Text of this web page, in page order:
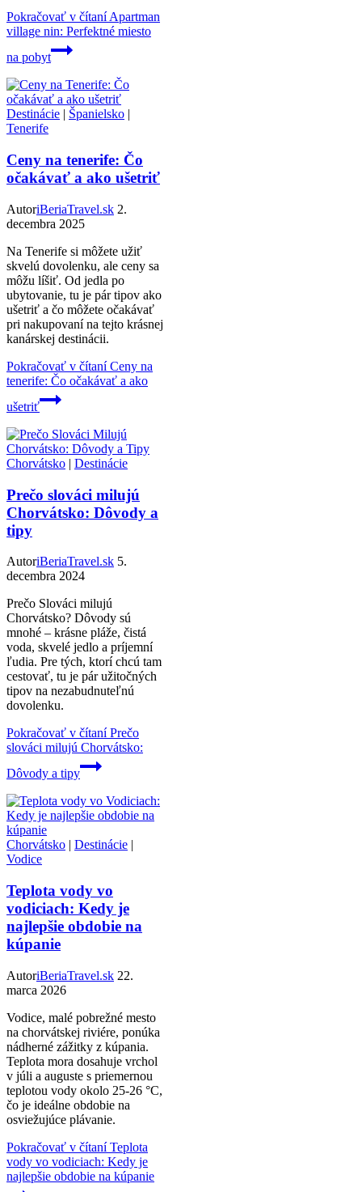
Pokračovať v čítaníApartman
village nin: Perfektné miesto
na pobyt
Destinácie | Španielsko |
Tenerife
Ceny na tenerife: Čo
očakávať a ako ušetriť
AutoriBeriaTravel.sk 2.
decembra 2025
Na Tenerife si môžete užiť
skvelú dovolenku, ale ceny sa
môžu líšiť. Od jedla po
ubytovanie, tu je pár tipov ako
ušetriť a čo môžete očakávať
pri nakupovaní na tejto krásnej
kanárskej destinácii.
Pokračovať v čítaníCeny na
tenerife: Čo očakávať a ako
ušetriť
Chorvátsko | Destinácie
Prečo slováci milujú
Chorvátsko: Dôvody a
tipy
AutoriBeriaTravel.sk 5.
decembra 2024
Prečo Slováci milujú
Chorvátsko? Dôvody sú
mnohé – krásne pláže, čistá
voda, skvelé jedlo a príjemní
ľudia. Pre tých, ktorí chcú tam
cestovať, tu je pár užitočných
tipov na nezabudnuteľnú
dovolenku.
Pokračovať v čítaníPrečo
slováci milujú Chorvátsko:
Dôvody a tipy
Chorvátsko | Destinácie |
Vodice
Teplota vody vo
vodiciach: Kedy je
najlepšie obdobie na
kúpanie
AutoriBeriaTravel.sk 22.
marca 2026
Vodice, malé pobrežné mesto
na chorvátskej riviére, ponúka
nádherné zážitky z kúpania.
Teplota mora dosahuje vrchol
v júli a auguste s priemernou
teplotou vody okolo 25-26 °C,
čo je ideálne obdobie na
osviežujúce plávanie.
Pokračovať v čítaníTeplota
vody vo vodiciach: Kedy je
najlepšie obdobie na kúpanie